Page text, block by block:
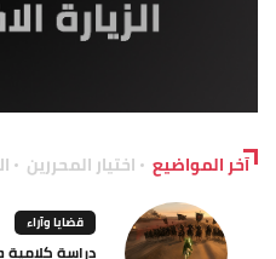
آخر المواضيع اختيار المحررين
قضايا وآراء
دراسة كلامية